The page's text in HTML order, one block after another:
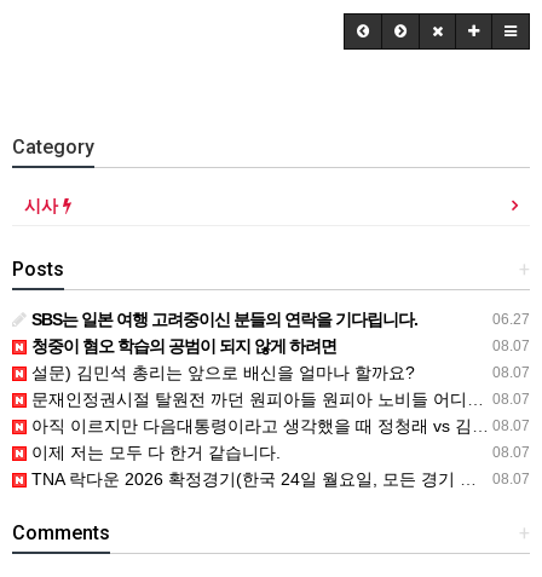
Category
시사
+
Posts
06.27
SBS는 일본 여행 고려중이신 분들의 연락을 기다립니다.
08.07
청중이 혐오 학습의 공범이 되지 않게 하려면
08.07
설문) 김민석 총리는 앞으로 배신을 얼마나 할까요?
08.07
문재인정권시절 탈원전 까던 원피아들 원피아 노비들 어디감?
08.07
아직 이르지만 다음대통령이라고 생각했을 때 정청래 vs 김민석
08.07
이제 저는 모두 다 한거 같습니다.
08.07
TNA 락다운 2026 확정경기(한국 24일 월요일, 모든 경기 철창 매
+
Comments